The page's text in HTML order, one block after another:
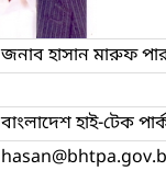
জনাব হাসান মারুফ
বাংলাদেশ হাই-টেক
hasan